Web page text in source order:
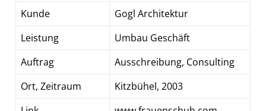
Kunde
Gogl Architektur
Leistung
Umbau Geschäft
Auftrag
Ausschreibung, Consulting
Ort, Zeitraum
Kitzbühel, 2003